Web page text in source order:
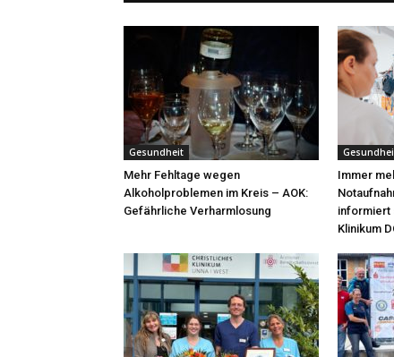
Gesundheit
Mehr Fehltage wegen
Alkoholproblemen im Kreis – AOK:
Gefährliche Verharmlosung
Immer
informiert
Klinikum